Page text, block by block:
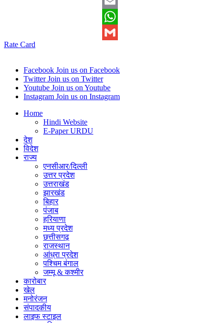
Email
WhatsApp
Rate Card
Facebook Join us on Facebook
Twitter Join us on Twitter
Youtube Join us on Youtube
Instagram Join us on Instagram
Home
Hindi Website
E-Paper URDU
देश
विदेश
राज्य
एनसीआर/दिल्ली
उत्तर प्रदेश
उत्तराखंड
झारखंड
बिहार
पंजाब
हरियाणा
मध्य प्रदेश
छत्तीसगढ़
राजस्थान
आंध्रा प्रदेश
पश्चिम बंगाल
जम्मू & कश्मीर
कारोबार
खेल
मनोरंजन
संपादकीय
लाइफ स्टाइल